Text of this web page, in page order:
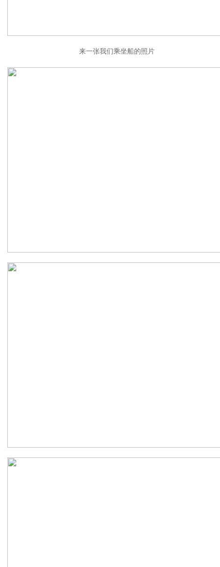
来一张我们乘坐船的照片